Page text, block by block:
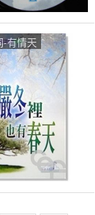
-有情天